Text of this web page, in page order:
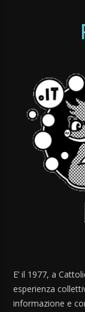
E’ il 1977, a
esperienza
informazione e